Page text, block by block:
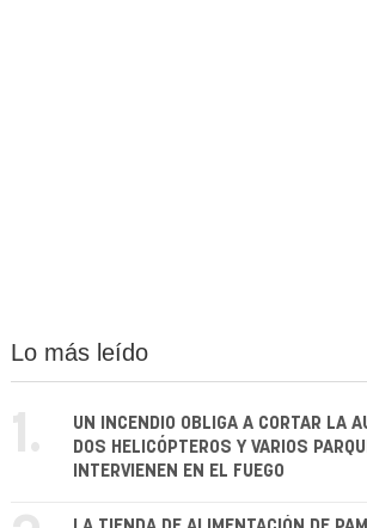
Lo más leído
1.
UN INCENDIO OBLIGA A CORTAR LA
DOS HELICÓPTEROS Y VARIOS
INTERVIENEN EN EL FUEGO